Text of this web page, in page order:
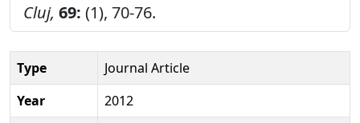
Cluj, 69: (1), 70-76.
Type
Journal Article
Year
2012